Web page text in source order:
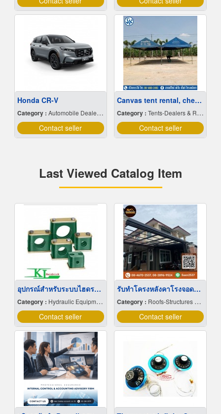
Honda CR-V
Category : Automobile Dealers-New Cars
Contact seller
Canvas tent rental, cheap price
Category : Tents-Dealers & Renting
Contact seller
Last Viewed Catalog Item
อุปกรณ์สำหรับระบบไฮดรอลิค สมุทรปราการ
Category : Hydraulic Equipment
Contact seller
รับทำโครงหลังคาโรงจอดรถ นนทบุรี
Category : Roofs-Structures & Trusses
Contact seller